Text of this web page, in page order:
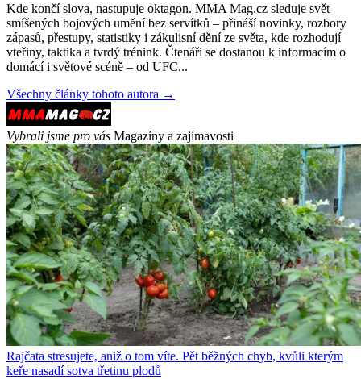
Kde končí slova, nastupuje oktagon. MMA Mag.cz sleduje svět
smíšených bojových umění bez servítků – přináší novinky, rozbory
zápasů, přestupy, statistiky i zákulisní dění ze světa, kde rozhodují
vteřiny, taktika a tvrdý trénink. Čtenáři se dostanou k informacím o
domácí i světové scéně – od UFC...
Všechny články tohoto autora →
Vybrali jsme pro vás Magazíny a zajímavosti
Rajčata stresujete, aniž o tom víte. Pět běžných chyb, kvůli kterým
keře nasadí sotva třetinu plodů